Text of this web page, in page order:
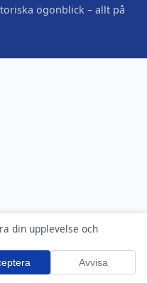
din upplevelse och
Avvisa
ögonblick – allt på